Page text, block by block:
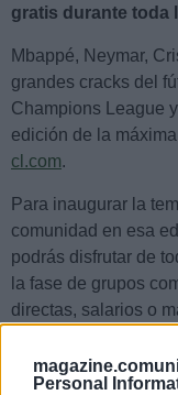
Personal
gratis durante toda
Mbappé, Neymar,
grandes cracks del
Champions League
edición de la
cl.com.
Para inaugurar la
comunidad en esa
podrás disfrutar de
la fase de grupos
directas, salarios o
Los únicos
la comunidad tenga